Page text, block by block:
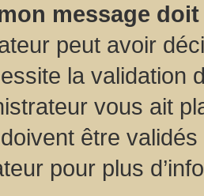
message
peut avoir
la validation
vous ait
être
pour plus